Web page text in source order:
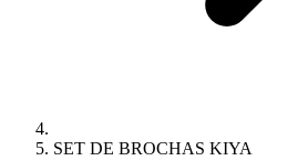
SET DE BROCHAS KIYA